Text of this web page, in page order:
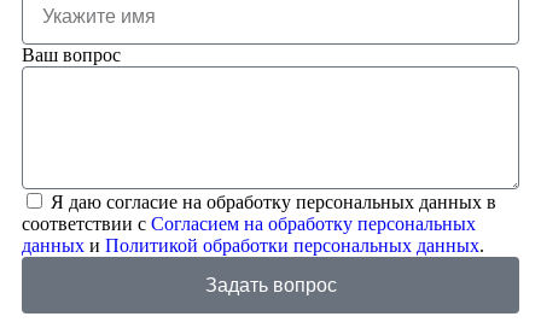
Ваш вопрос
Я даю согласие на обработку персональных данных в
соответствии с Согласием на обработку персональных
данных и Политикой обработки персональных данных.
Задать вопрос